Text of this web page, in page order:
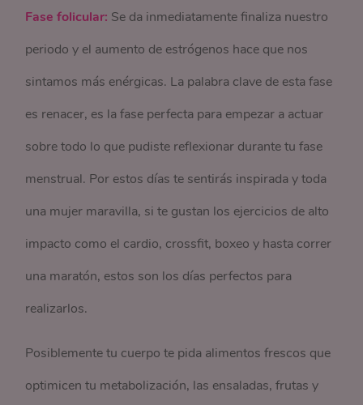
Fase folicular: Se da inmediatamente finaliza nuestro
periodo y el aumento de estrógenos hace que nos
sintamos más enérgicas. La palabra clave de esta fase
es renacer, es la fase perfecta para empezar a actuar
sobre todo lo que pudiste reflexionar durante tu fase
menstrual. Por estos días te sentirás inspirada y toda
una mujer maravilla, si te gustan los ejercicios de alto
impacto como el cardio, crossfit, boxeo y hasta correr
una maratón, estos son los días perfectos para
realizarlos.
Posiblemente tu cuerpo te pida alimentos frescos que
optimicen tu metabolización, las ensaladas, frutas y